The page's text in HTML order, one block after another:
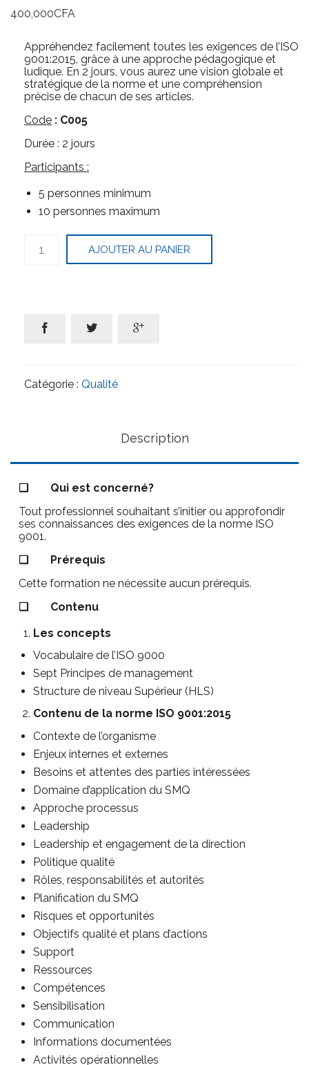
400,000CFA
Appréhendez facilement toutes les exigences de l’ISO
9001:2015, grâce à une approche pédagogique et
ludique. En 2 jours, vous aurez une vision globale et
stratégique de la norme et une compréhension
précise de chacun de ses articles.
Code : C005
Durée : 2 jours
Participants :
5 personnes minimum
10 personnes maximum
AJOUTER AU PANIER
  
Catégorie : Qualité
Description
❑ Qui est concerné?
Tout professionnel souhaitant s’initier ou approfondir
ses connaissances des exigences de la norme ISO
9001.
❑ Prérequis
Cette formation ne nécessite aucun prérequis.
❑ Contenu
Les concepts
Vocabulaire de l’ISO 9000
Sept Principes de management
Structure de niveau Supérieur (HLS)
Contenu de la norme ISO 9001:2015
Contexte de l’organisme
Enjeux internes et externes
Besoins et attentes des parties intéressées
Domaine d’application du SMQ
Approche processus
Leadership
Leadership et engagement de la direction
Politique qualité
Rôles, responsabilités et autorités
Planification du SMQ
Risques et opportunités
Objectifs qualité et plans d’actions
Support
Ressources
Compétences
Sensibilisation
Communication
Informations documentées
Activités opérationnelles